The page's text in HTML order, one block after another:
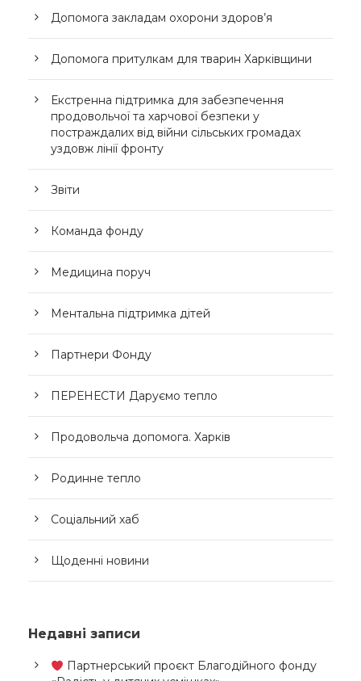
Допомога закладам охорони здоров’я
Допомога притулкам для тварин Харківщини
Екстренна підтримка для забезпечення
продовольчої та харчової безпеки у
постраждалих від війни сільських громадах
уздовж лінії фронту
Звіти
Команда фонду
Медицина поруч
Ментальна підтримка дітей
Партнери Фонду
ПЕРЕНЕСТИ Даруємо тепло
Продовольча допомога. Харків
Родинне тепло
Соціальний хаб
Щоденні новини
Недавні записи
Партнерський проєкт Благодійного фонду